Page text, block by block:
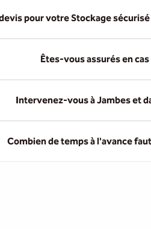
pour votre Stockage
Êtes-vous assurés en
Intervenez-vous à Jambes et
Combien de temps à l'avance